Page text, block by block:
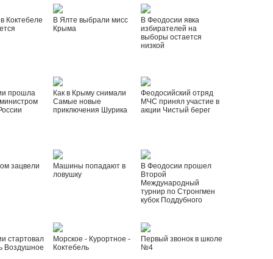
Коктебеле
В Ялте выбрали мисс
Крыма
В Феодосии явка
избирателей на
выборы остается
низкой
прошла
Как в Крыму снимали
Самые новые
приключения Шурика
Феодосийский отряд
МЧС принял участие в
акции Чистый берег
зацвели
Машины попадают в
ловушку
В Феодосии прошел
Второй
Международный
турнир по Стронгмен
кубок Поддубного
стартовал
Воздушное
Морское - Курортное -
Коктебель
Первый звонок в школе
№4